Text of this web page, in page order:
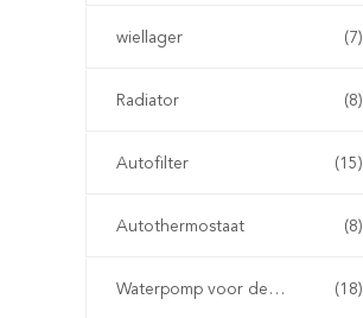
wiellager (7)
Radiator (8)
Autofilter (15)
Autothermostaat (8)
Waterpomp voor de auto (18)